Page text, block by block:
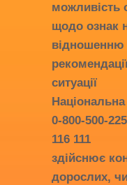
можливість
щодо ознак
відношенню
ситуації
0-800-500-225
116 111
здійснює
дорослих,